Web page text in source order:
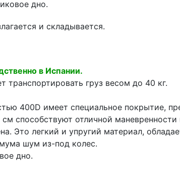
дно.
и складывается.
в Испании.
груз весом до 40 кг.
400D имеет специальное покрытие,
способствуют отличной
Это легкий и упругий материал,
шум из-под колес.
дно.